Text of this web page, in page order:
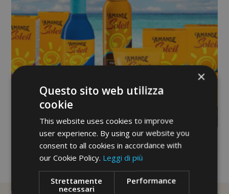
×
Questo sito web utilizza
cookie
This website uses cookies to improve
user experience. By using our website you
consent to all cookies in accordance with
our Cookie Policy. Leggi di più
Strettamente
necessari
Performance